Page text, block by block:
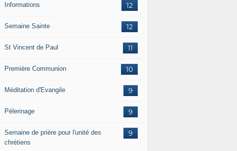
12
Informations
12
Semaine Sainte
11
St Vincent de Paul
10
Première Communion
9
Méditation d'Evangile
9
Pèlerinage
9
Semaine de prière pour l'unité des
chrétiens